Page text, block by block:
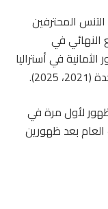
المحترفين
النهائي في
في أستراليا
لأول مرة في
بعد ظهورين